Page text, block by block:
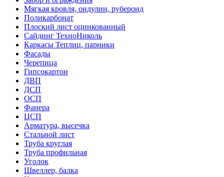
Мягкая кровля, ондулин, рубероид
Поликарбонат
Плоский лист оцинкованный
Сайдинг ТехноНиколь
Каркасы Теплиц, парники
Фасады
Черепица
Гипсокартон
ДВП
ДСП
ОСП
Фанера
ЦСП
Арматура, высечка
Стальной лист
Труба круглая
Труба профильная
Уголок
Швеллер, балка